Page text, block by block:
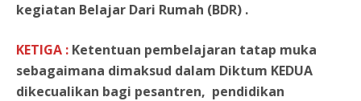
kegiatan Belajar Dari Rumah (BDR) .
KETIGA : Ketentuan pembelajaran tatap muka
sebagaimana dimaksud dalam Diktum KEDUA
dikecualikan bagi pesantren, pendidikan